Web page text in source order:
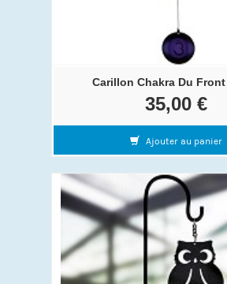
Carillon Chakra Du Front
35,00 €
Ajouter au panier